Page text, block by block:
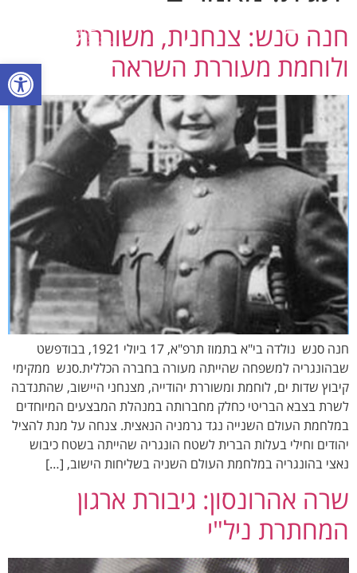
חנה סנש: צנחנית, משוררת
ולוחמת מעוררת השראה
חנה סנש נולדה בי"א בתמוז תרפ"א, 17 ביולי 1921, בבודפשט
שבהונגריה למשפחה שהייתה מעורה בחברה הכללית.סנש ממקימי
קיבוץ שדות ים, לוחמת ומשוררת יהודייה, מצנחני היישוב, שהתנדבה
לשרת בצבא הבריטי כחלק מחברותה במנהלת המבצעים המיוחדים
במלחמת העולם השנייה נגד גרמניה הנאצית. צנחה על מנת להציל
יהודים וחילי בעלות הברית לשטח הונגריה שהייתה בשטח כיבוש
נאצי בהונגריה במלחמת העולם השניה בשליחות הישוב, […]
שרה אהרונסון: גיבורת ארגון
המחתרת ניל"י
פתח